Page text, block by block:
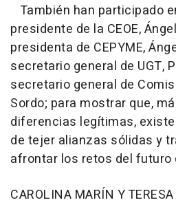
También han participado
presidente de la CEOE,
presidenta de CEPYME,
secretario general de UGT,
secretario general de
Sordo; para mostrar que,
diferencias legítimas,
de tejer alianzas sólidas y
afrontar los retos del futuro
CAROLINA MARÍN Y